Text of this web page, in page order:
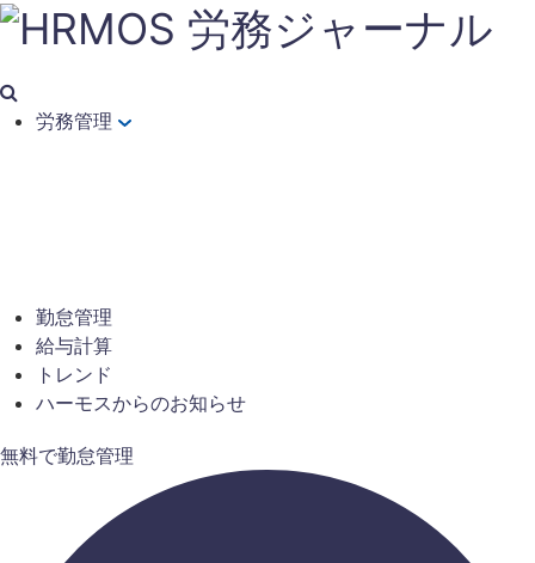
労務管理
勤怠管理
給与計算
トレンド
ハーモスからのお知らせ
無料で勤怠管理